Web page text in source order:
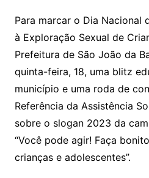
Para marcar o Dia Nacional
à Exploração Sexual de
Prefeitura de São João da
quinta-feira, 18, uma blitz
município e uma roda de
Referência da Assistência
sobre o slogan 2023 da
“Você pode agir! Faça
crianças e adolescentes”.